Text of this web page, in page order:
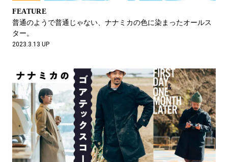
FEATURE
普通のようで普通じゃない、ナナミカの色に染まったオールス
ター。
2023.3.13 UP